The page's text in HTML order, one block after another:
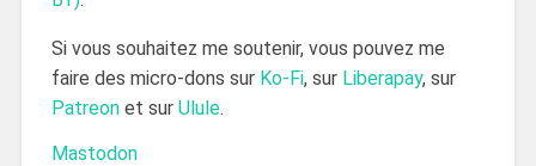
Si vous souhaitez me soutenir, vous pouvez me
faire des micro-dons sur Ko-Fi, sur Liberapay, sur
Patreonet sur Ulule.
Mastodon